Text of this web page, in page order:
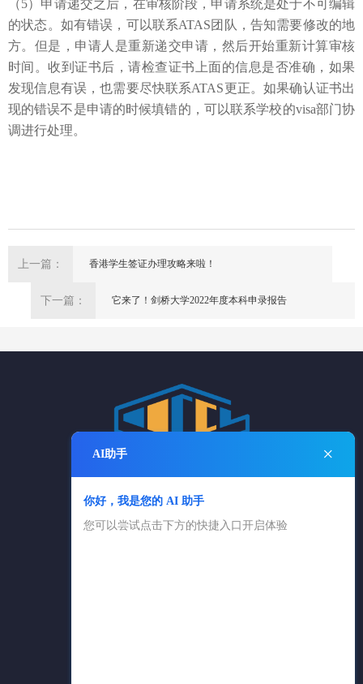
（5）申请递交之后，在审核阶段，申请系统是处于不可编辑
的状态。如有错误， 可以联系ATAS团队，告知需要修改的地
方。但是，申请人是重新递交申请，然后开始重新计算审核
时间。收到证书后，请检查证书上面的信息是否准确，如果
发现信息有误，也需要尽快联系ATAS更正。如果确认证书出
现的错误不是申请的时候填错的，可以联系学校的visa部门协
调进行处理。
上一篇： 香港学生签证办理攻略来啦！
下一篇： 它来了！剑桥大学2022年度本科申录报告
电话：025-84869361
AI助手 ×
你好，我是您的 AI 助手
您可以尝试点击下方的快捷入口开启体验